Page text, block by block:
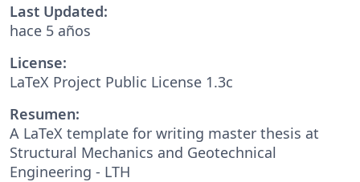
Last Updated:
hace 5 años
License:
LaTeX Project Public License 1.3c
Resumen:
A LaTeX template for writing master thesis at
Structural Mechanics and Geotechnical
Engineering - LTH